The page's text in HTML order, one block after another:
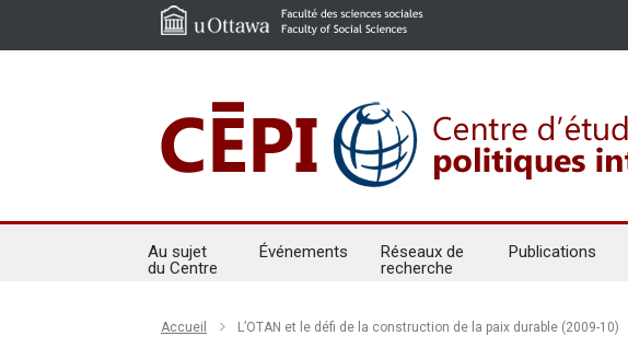
Au sujet
du Centre
Événements
Réseaux de
recherche
Publications
Accueil L’OTAN et le défi de la construction de la paix durable (2009-10)